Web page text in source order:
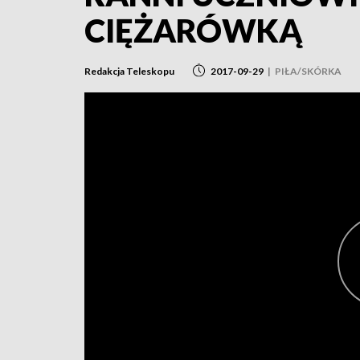
CIĘŻARÓWKĄ
Redakcja Teleskopu 2017-09-29 | PIŁA/SKÓRKA